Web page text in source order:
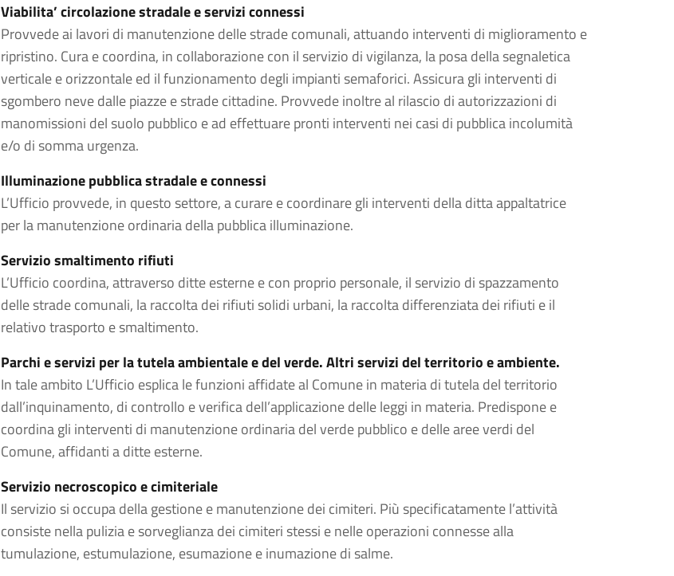
Viabilita’ circolazione stradale e servizi connessi
Provvede ai lavori di manutenzione delle strade comunali, attuando interventi di miglioramento e
ripristino. Cura e coordina, in collaborazione con il servizio di vigilanza, la posa della segnaletica
verticale e orizzontale ed il funzionamento degli impianti semaforici. Assicura gli interventi di
sgombero neve dalle piazze e strade cittadine. Provvede inoltre al rilascio di autorizzazioni di
manomissioni del suolo pubblico e ad effettuare pronti interventi nei casi di pubblica incolumità
e/o di somma urgenza.
Illuminazione pubblica stradale e connessi
L’Ufficio provvede, in questo settore, a curare e coordinare gli interventi della ditta appaltatrice
per la manutenzione ordinaria della pubblica illuminazione.
Servizio smaltimento rifiuti
L’Ufficio coordina, attraverso ditte esterne e con proprio personale, il servizio di spazzamento
delle strade comunali, la raccolta dei rifiuti solidi urbani, la raccolta differenziata dei rifiuti e il
relativo trasporto e smaltimento.
Parchi e servizi per la tutela ambientale e del verde. Altri servizi del territorio e ambiente.
In tale ambito L’Ufficio esplica le funzioni affidate al Comune in materia di tutela del territorio
dall’inquinamento, di controllo e verifica dell’applicazione delle leggi in materia. Predispone e
coordina gli interventi di manutenzione ordinaria del verde pubblico e delle aree verdi del
Comune, affidanti a ditte esterne.
Servizio necroscopico e cimiteriale
Il servizio si occupa della gestione e manutenzione dei cimiteri. Più specificatamente l’attività
consiste nella pulizia e sorveglianza dei cimiteri stessi e nelle operazioni connesse alla
tumulazione, estumulazione, esumazione e inumazione di salme.